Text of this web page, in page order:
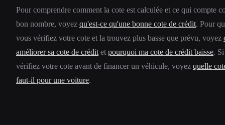
Pour comprendre comment la cote est calculée et ce qui compte
bon nombre, voyez qu'est-ce qu'une bonne cote de crédit. Pour
vous vérifiez votre cote et la trouvez plus basse que prévu, voyez
améliorer sa cote de crédit et pourquoi ma cote de crédit baisse.
vérifiez votre cote avant de financer un véhicule, voyez quelle
faut-il pour une voiture.